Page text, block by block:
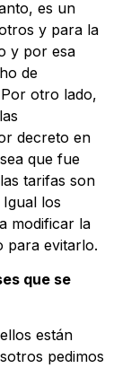
es un
y para la
y por esa
de
otro lado,
decreto en
que fue
tarifas son
los
modificar la
para evitarlo.
que se
están
pedimos